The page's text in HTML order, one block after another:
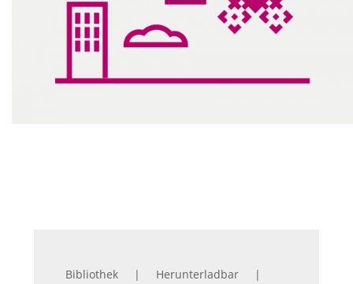
Bibliothek
Herunterladbar